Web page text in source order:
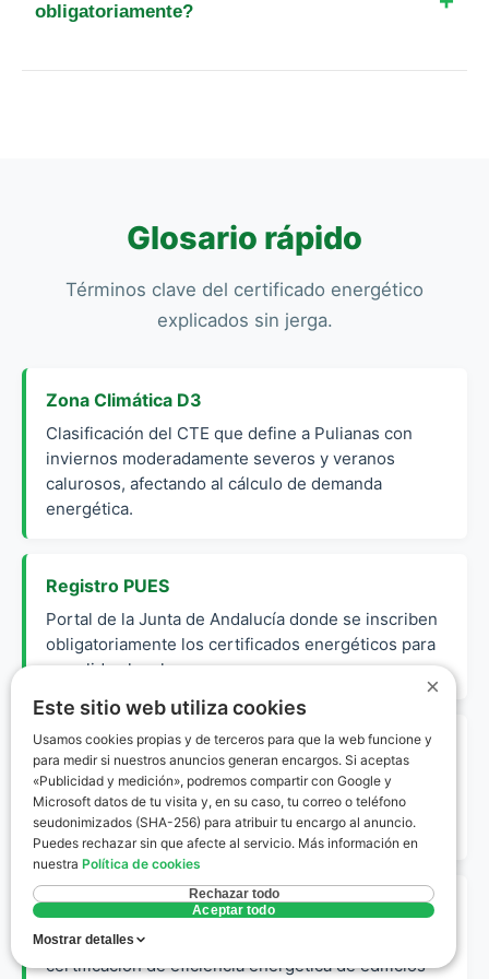
obligatoriamente?
Glosario rápido
Términos clave del certificado energético
explicados sin jerga.
Zona Climática D3
Clasificación del CTE que define a Pulianas con
inviernos moderadamente severos y veranos
calurosos, afectando al cálculo de demanda
energética.
Registro PUES
Portal de la Junta de Andalucía donde se inscriben
obligatoriamente los certificados energéticos para
su validez legal.
Envolvente Térmica
Conjunto de cerramientos (muros, techos, suelos) y
huecos (ventanas, puertas) que separan el interior
de la vivienda del exterior en Pulianas.
CE3X
Software oficial reconocido por el Ministerio para la
certificación de eficiencia energética de edificios
×
Este sitio web utiliza cookies
Usamos cookies propias y de terceros para que la web funcione y
para medir si nuestros anuncios generan encargos. Si aceptas
«Publicidad y medición», podremos compartir con Google y
Microsoft datos de tu visita y, en su caso, tu correo o teléfono
seudonimizados (SHA-256) para atribuir tu encargo al anuncio.
Puedes rechazar sin que afecte al servicio. Más información en
nuestra Política de cookies
Rechazar todo
Aceptar todo
Mostrar detalles